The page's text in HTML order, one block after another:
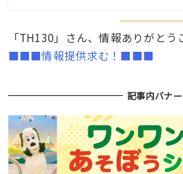
「TH130」さん、情報ありがとう
■■■情報提供求む！■■■
記事内バナー